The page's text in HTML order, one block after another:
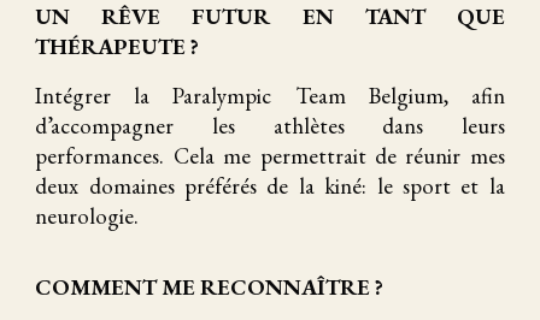
UN RÊVE FUTUR EN TANT QUE
THÉRAPEUTE ?
Intégrer la Paralympic Team Belgium, afin
d’accompagner les athlètes dans leurs
performances. Cela me permettrait de réunir mes
deux domaines préférés de la kiné: le sport et la
neurologie.
COMMENT ME RECONNAÎTRE ?